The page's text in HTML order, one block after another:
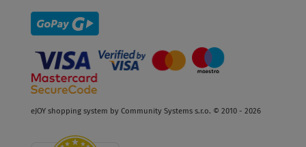
eJOY shopping system by Community Systems s.r.o. © 2010 - 2026